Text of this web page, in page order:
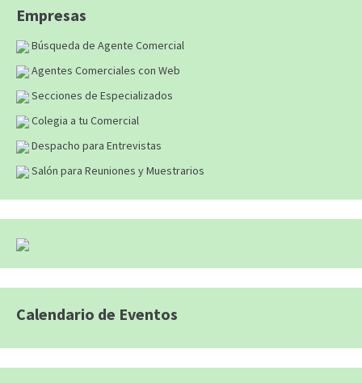
Empresas
Búsqueda de Agente Comercial
Agentes Comerciales con Web
Secciones de Especializados
Colegia a tu Comercial
Despacho para Entrevistas
Salón para Reuniones y Muestrarios
Calendario de Eventos